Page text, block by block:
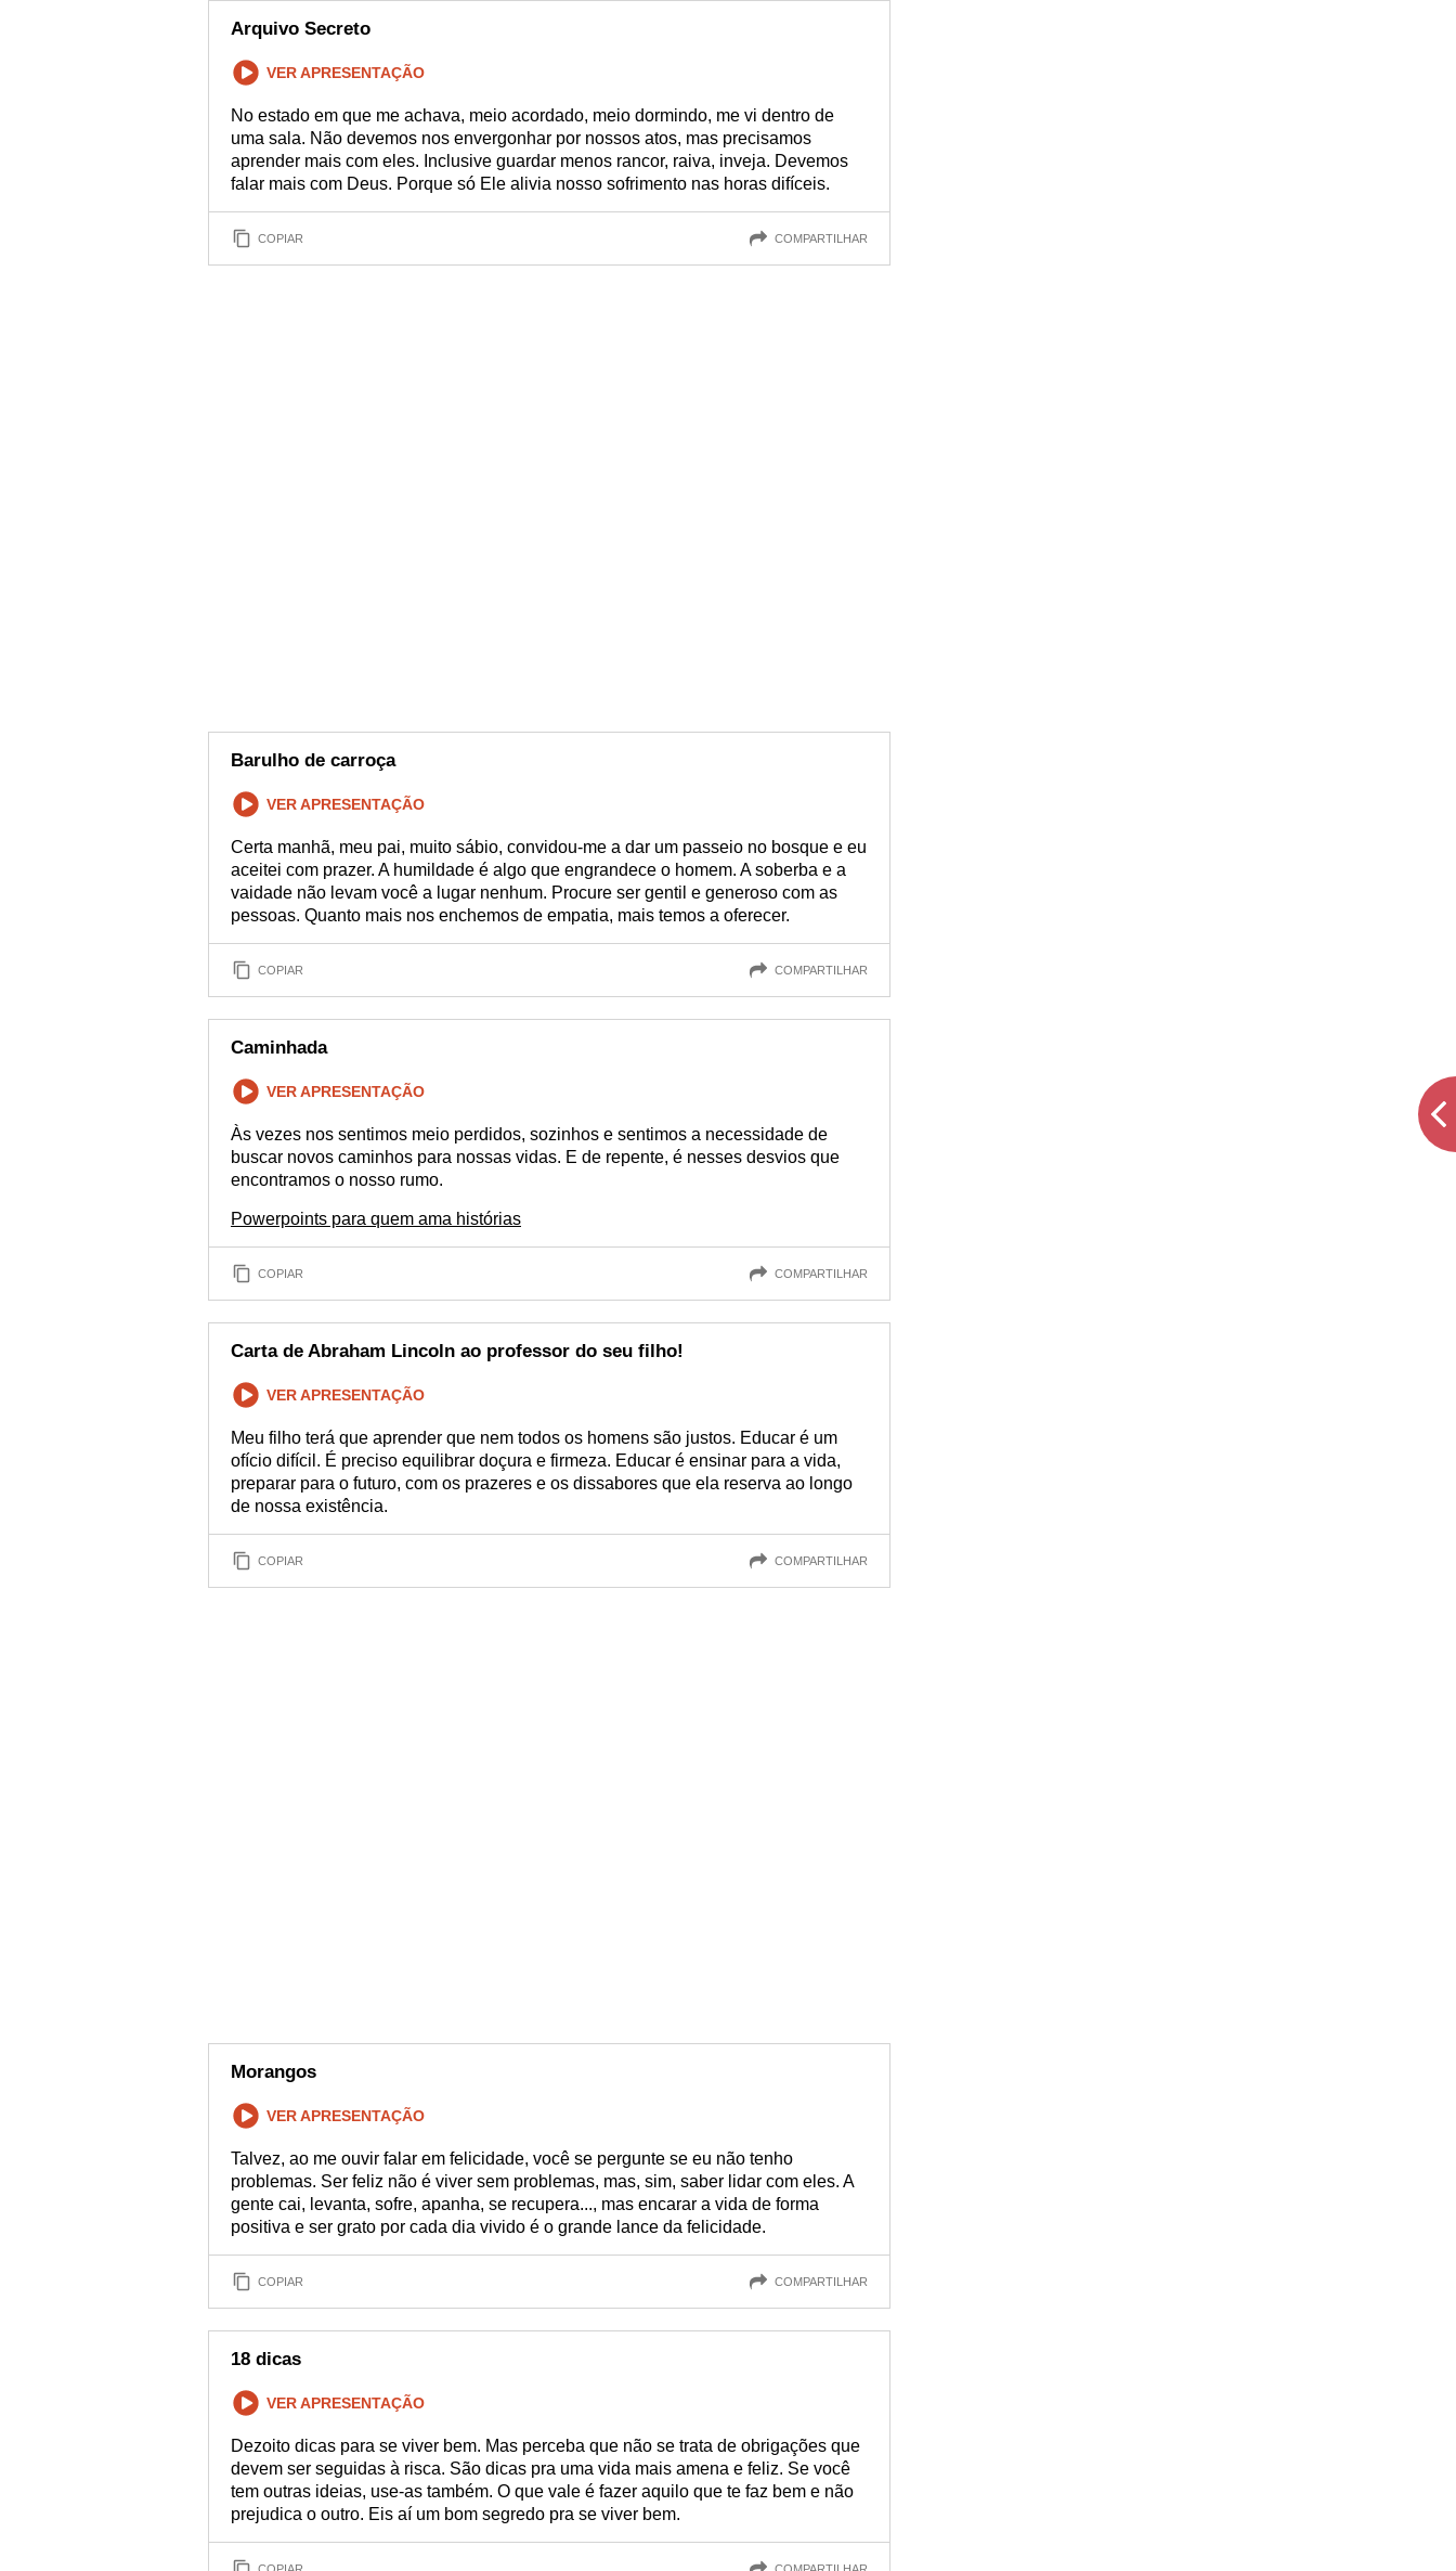
Arquivo Secreto
VER APRESENTAÇÃO
No estado em que me achava, meio acordado, meio dormindo, me vi dentro de
uma sala. Não devemos nos envergonhar por nossos atos, mas precisamos
aprender mais com eles. Inclusive guardar menos rancor, raiva, inveja. Devemos
falar mais com Deus. Porque só Ele alivia nosso sofrimento nas horas difíceis.
COPIAR COMPARTILHAR
Barulho de carroça
VER APRESENTAÇÃO
Certa manhã, meu pai, muito sábio, convidou-me a dar um passeio no bosque e eu
aceitei com prazer. A humildade é algo que engrandece o homem. A soberba e a
vaidade não levam você a lugar nenhum. Procure ser gentil e generoso com as
pessoas. Quanto mais nos enchemos de empatia, mais temos a oferecer.
COPIAR COMPARTILHAR
Caminhada
VER APRESENTAÇÃO
Às vezes nos sentimos meio perdidos, sozinhos e sentimos a necessidade de
buscar novos caminhos para nossas vidas. E de repente, é nesses desvios que
encontramos o nosso rumo.
Powerpoints para quem ama histórias
COPIAR COMPARTILHAR
Carta de Abraham Lincoln ao professor do seu filho!
VER APRESENTAÇÃO
Meu filho terá que aprender que nem todos os homens são justos. Educar é um
ofício difícil. É preciso equilibrar doçura e firmeza. Educar é ensinar para a vida,
preparar para o futuro, com os prazeres e os dissabores que ela reserva ao longo
de nossa existência.
COPIAR COMPARTILHAR
Morangos
VER APRESENTAÇÃO
Talvez, ao me ouvir falar em felicidade, você se pergunte se eu não tenho
problemas. Ser feliz não é viver sem problemas, mas, sim, saber lidar com eles. A
gente cai, levanta, sofre, apanha, se recupera..., mas encarar a vida de forma
positiva e ser grato por cada dia vivido é o grande lance da felicidade.
COPIAR COMPARTILHAR
18 dicas
VER APRESENTAÇÃO
Dezoito dicas para se viver bem. Mas perceba que não se trata de obrigações que
devem ser seguidas à risca. São dicas pra uma vida mais amena e feliz. Se você
tem outras ideias, use-as também. O que vale é fazer aquilo que te faz bem e não
prejudica o outro. Eis aí um bom segredo pra se viver bem.
COPIAR COMPARTILHAR